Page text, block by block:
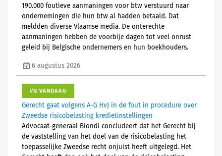
190.000 foutieve aanmaningen voor btw verstuurd naar
ondernemingen die hun btw al hadden betaald. Dat
meldden diverse Vlaamse media. De onterechte
aanmaningen hebben de voorbije dagen tot veel onrust
geleid bij Belgische ondernemers en hun boekhouders.
6 augustus 2026
VN VANDAAG
Gerecht gaat volgens A-G HvJ in de fout in procedure over
Zweedse risicobelasting kredietinstellingen
Advocaat-generaal Biondi concludeert dat het Gerecht bij
de vaststelling van het doel van de risicobelasting het
toepasselijke Zweedse recht onjuist heeft uitgelegd. Het